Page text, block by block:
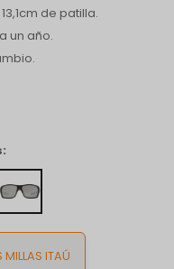
de patilla.
un año.
ITAÚ